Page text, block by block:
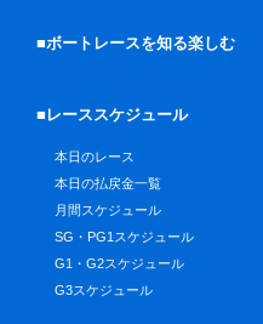
■ボートレースを知る楽しむ
■レーススケジュール
本日のレース
本日の払戻金一覧
月間スケジュール
SG・PG1スケジュール
G1・G2スケジュール
G3スケジュール